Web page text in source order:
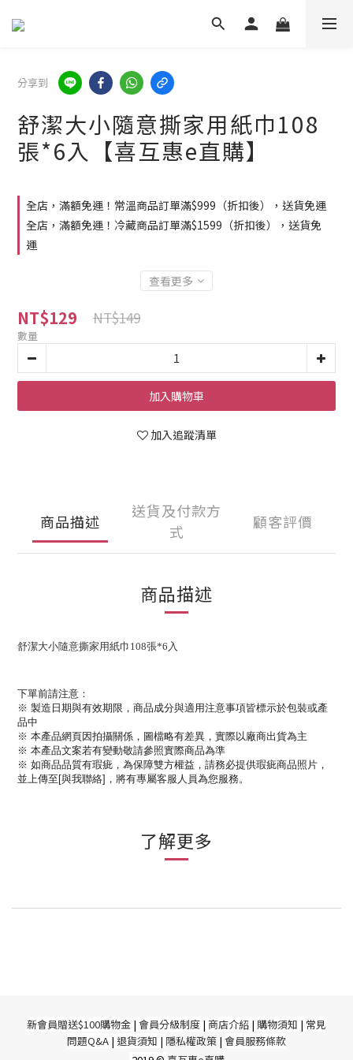
分享到
舒潔大小隨意撕家用紙巾108
張*6入【喜互惠e直購】
全店，滿額免運！常溫商品訂單滿$999（折扣後），送貨免運
全店，滿額免運！冷藏商品訂單滿$1599（折扣後），送貨免
運
查看更多
NT$129 NT$149
數量
加入購物車
加入追蹤清單
商品描述
送貨及付款方
式
顧客評價
商品描述
舒潔大小隨意撕家用紙巾108張*6入
下單前請注意：
※ 製造日期與有效期限， 商品成分與適用注意事項皆標示於包裝或產
品中
※ 本產品網頁因拍攝關係，圖檔略有差異，實際以廠商出貨為主
※ 本產品文案若有變動敬請參照實際商品為準
※ 如商品品質有瑕疵，為保障雙方權益，請務必提供瑕疵商品照片，
並上傳至[與我聯絡]，將有專屬客服人員為您服務。
了解更多
新會員贈送$100購物金 | 會員分級制度 | 商店介紹 | 購物須知 | 常見
問題Q&A | 退貨須知 | 隱私權政策 | 會員服務條款